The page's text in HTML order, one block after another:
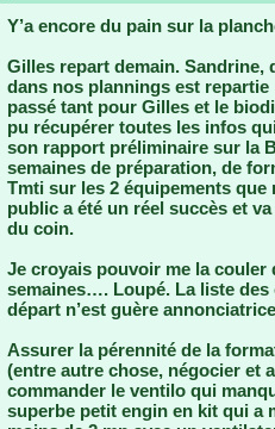
Y’a encore du pain sur la
Gilles repart demain. Sandrine,
dans nos plannings est repartie
passé tant pour Gilles et le
pu récupérer toutes les infos
son rapport préliminaire sur la
semaines de préparation, de
Tmti sur les 2 équipements que
public a été un réel succès et
du coin.
Je croyais pouvoir me la couler
semaines…. Loupé. La liste des
départ n’est guère
Assurer la pérennité de la
(entre autre chose, négocier et
commander le ventilo qui
superbe petit engin en kit qui a